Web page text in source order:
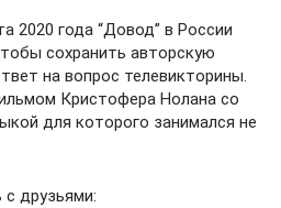
2020 года “Довод” в России
сохранить авторскую
на вопрос телевикторины.
Кристофера Нолана со
для которого занимался не
друзьями: